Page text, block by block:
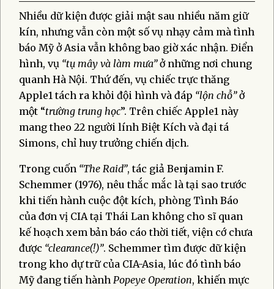
Nhiều dữ kiện được giải mật sau nhiều năm giữ
kín, nhưng vẫn còn một số vụ nhạy cảm mà tình
báo Mỹ ở Asia vẫn không bao giờ xác nhận. Điển
hình, vụ “tụ mây và làm mưa”ở những nơi chung
quanh Hà Nội. Thứ đến, vụ chiếc trực thăng
Apple1 tách ra khỏi đội hình và đáp “lộn chỗ”ở
một “trường trung học”. Trên chiếc Apple1 này
mang theo 22 người lính Biệt Kích và đại tá
Simons, chỉ huy trưởng chiến dịch.
Trong cuốn “The Raid”, tác giả Benjamin F.
Schemmer (1976), nêu thắc mắc là tại sao trước
khi tiến hành cuộc đột kích, phòng Tình Báo
của đơn vị CIA tại Thái Lan không cho sĩ quan
kế hoạch xem bản báo cáo thời tiết, viện cớ chưa
được “clearance(!)”. Schemmer tìm được dữ kiện
trong kho dự trữ của CIA-Asia, lúc đó tình báo
Mỹ đang tiến hành Popeye Operation, khiến mực